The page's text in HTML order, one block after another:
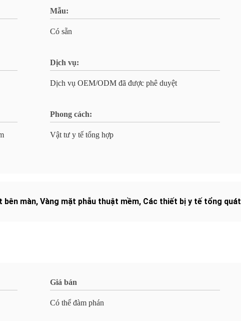
Mẫu:
Có sẵn
Dịch vụ:
Dịch vụ OEM/ODM đã được phê duyệt
Phong cách:
Vật tư y tế tổng hợp
bên màn, Vàng mặt phẫu thuật mềm, Các thiết bị y tế tổng quát
Giá bán
Có thể đàm phán